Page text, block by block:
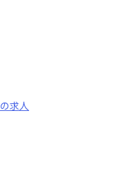
の求人